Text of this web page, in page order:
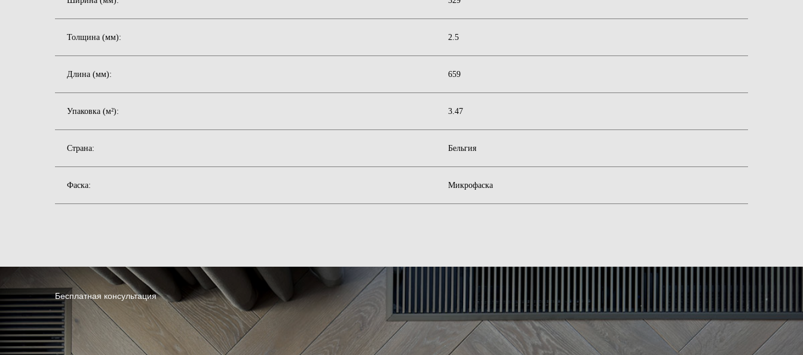
Толщина (мм): 2.5
Длина (мм): 659
Упаковка (м²): 3.47
Страна: Бельгия
Фаска: Микрофаска
Бесплатная консультация